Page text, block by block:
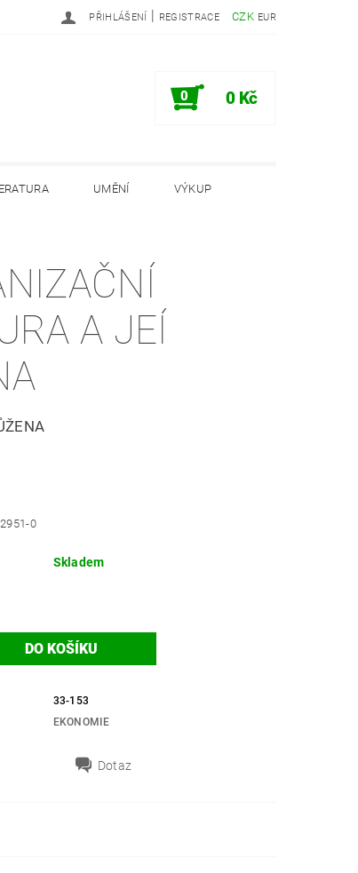
CZK EUR
PŘIHLÁŠENÍ | REGISTRACE
0 0 Kč
UMĚNÍ VÝKUP
A JEÍ
0
Skladem
33-153
EKONOMIE
Dotaz